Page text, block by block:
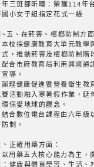
年三班鄒昕曈：榮獲114年
國小女子組指定花式一級
~五、在菸害、檳榔防制方
校採健康教育大單元教學
式，推動菸害及檳榔防制階
合市府教育局利用興國通
宣導。
理健康促進暨營養衛生教
賽活動融入寒暑假作業，延
環保愛地球的觀念。
合數位電台課程由六年級
防制。
、正確用藥方面：
用藥五大核心能力為主，
：健康與體育學習、生活、